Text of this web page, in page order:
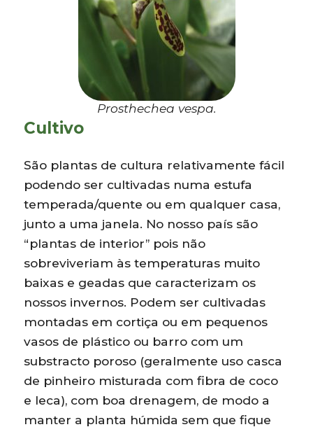
Prosthechea vespa.
Cultivo
São plantas de cultura relativamente fácil
podendo ser cultivadas numa estufa
temperada/quente ou em qualquer casa,
junto a uma janela. No nosso país são
“plantas de interior” pois não
sobreviveriam às temperaturas muito
baixas e geadas que caracterizam os
nossos invernos. Podem ser cultivadas
montadas em cortiça ou em pequenos
vasos de plástico ou barro com um
substracto poroso (geralmente uso casca
de pinheiro misturada com fibra de coco
e leca), com boa drenagem, de modo a
manter a planta húmida sem que fique